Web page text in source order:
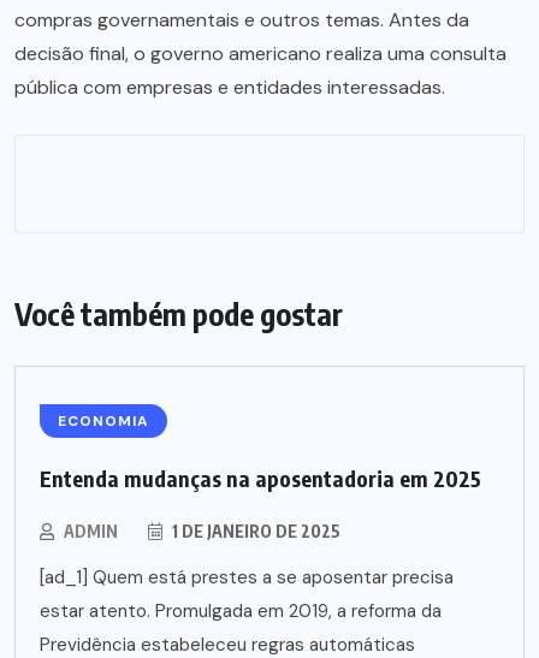
compras governamentais e outros temas. Antes da
decisão final, o governo americano realiza uma consulta
pública com empresas e entidades interessadas.
Você também pode gostar
ECONOMIA
Entenda mudanças na aposentadoria em 2025
ADMIN 1 DE JANEIRO DE 2025
[ad_1] Quem está prestes a se aposentar precisa
estar atento. Promulgada em 2019, a reforma da
Previdência estabeleceu regras automáticas